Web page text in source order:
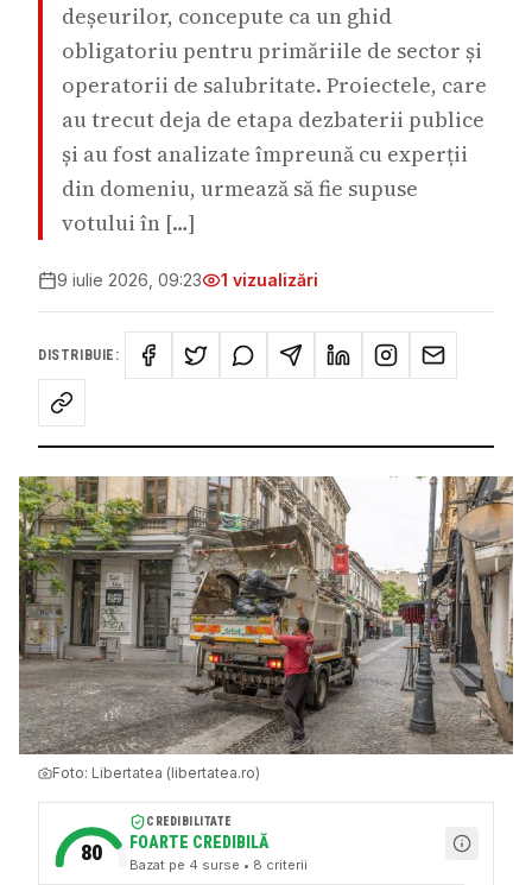
deșeurilor, concepute ca un ghid
obligatoriu pentru primăriile de sector și
operatorii de salubritate. Proiectele, care
au trecut deja de etapa dezbaterii publice
și au fost analizate împreună cu experții
din domeniu, urmează să fie supuse
votului în […]
9 iulie 2026, 09:23 1 vizualizări
DISTRIBUIE:
Foto: Libertatea (libertatea.ro)
80
CREDIBILITATE
FOARTE CREDIBILĂ
Bazat pe 4 surse • 8 criterii